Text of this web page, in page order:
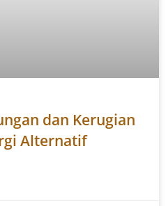
dan Kerugian
Alternatif